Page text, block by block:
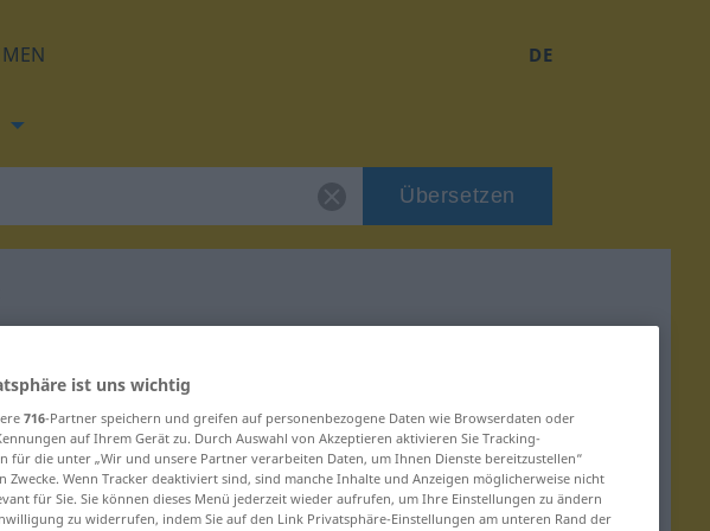
DE
Übersetzen
für "standhaft"
ist uns wichtig
716-Partner speichern und greifen auf personenbezogene Daten wie Browserdaten oder
auf Ihrem Gerät zu. Durch Auswahl von Akzeptieren aktivieren Sie Tracking-
für die unter „Wir und unsere Partner verarbeiten Daten, um Ihnen Dienste bereitzustellen“
Zwecke. Wenn Tracker deaktiviert sind, sind manche Inhalte und Anzeigen möglicherweise nicht
für Sie. Sie können dieses Menü jederzeit wieder aufrufen, um Ihre Einstellungen zu ändern
zu widerrufen, indem Sie auf den Link Privatsphäre-Einstellungen am unteren Rand der